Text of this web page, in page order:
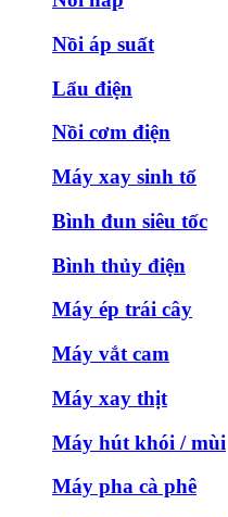
Nồi áp suất
Lẩu điện
Nồi cơm điện
Máy xay sinh tố
Bình đun siêu tốc
Bình thủy điện
Máy ép trái cây
Máy vắt cam
Máy xay thịt
Máy hút khói / mùi
Máy pha cà phê